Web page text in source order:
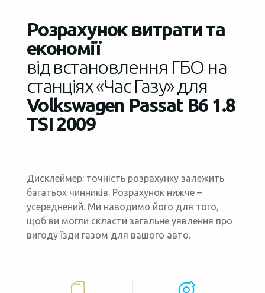
Розрахунок витрати та
економії
від встановлення ГБО на
станціях «Час Газу» для
Volkswagen Passat B6 1.8
TSI 2009
Дисклеймер: точність розрахунку залежить
багатьох чинників. Розрахунок нижче –
усереднений. Ми наводимо його для того,
щоб ви могли скласти загальне уявлення про
вигоду їзди газом для вашого авто.